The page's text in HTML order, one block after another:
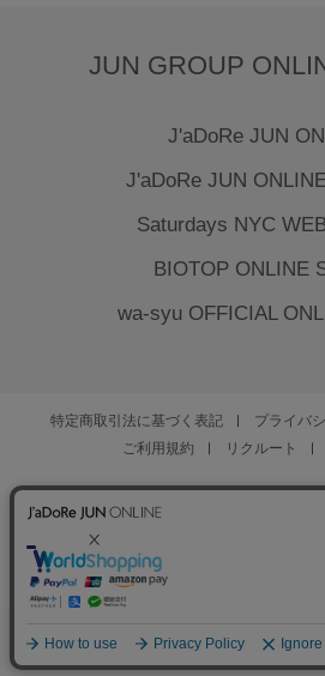
お気に入り
JUN GROUP
J'aDoRe JUN
J'aDoRe JUN
Saturdays NYC
BIOTOP ONLINE
wa-syu OFFICIAL
特定商取引法に基づく表記 プライバ
ご利用規約
リクルート
© JUN CO.,LTD. ALL RIGHTS